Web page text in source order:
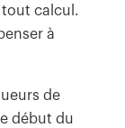
calcul.
à
de
début du